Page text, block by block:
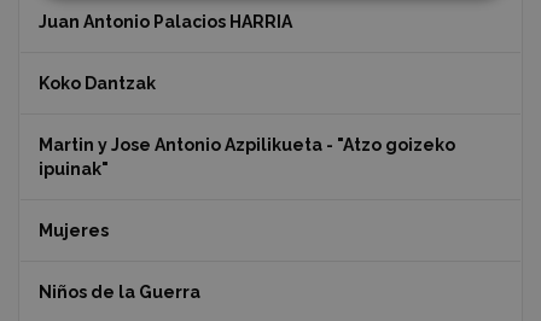
Juan Antonio Palacios HARRIA
Koko Dantzak
Martin y Jose Antonio Azpilikueta - "Atzo goizeko
ipuinak"
Mujeres
Niños de la Guerra